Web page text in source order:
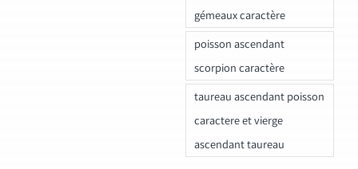
gémeaux caractère
poisson ascendant
scorpion caractère
taureau ascendant poisson
caractere et vierge
ascendant taureau